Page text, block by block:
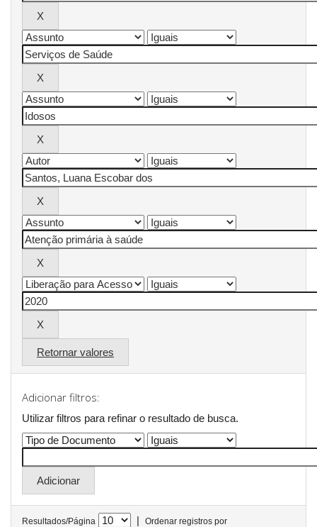
Retornar valores
Adicionar filtros:
Utilizar filtros para refinar o resultado de busca.
Resultados/Página |
Ordenar registros por